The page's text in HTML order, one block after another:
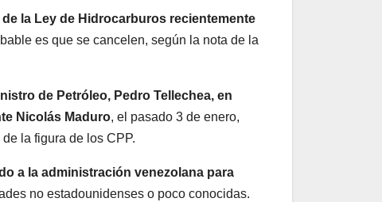
la Ley de Hidrocarburos recientemente
es que se cancelen, según la nota de la
de Petróleo, Pedro Tellechea, en
Nicolás Maduro, el pasado 3 de enero,
la figura de los CPP.
a la administración venezolana para
no estadounidenses o poco conocidas.